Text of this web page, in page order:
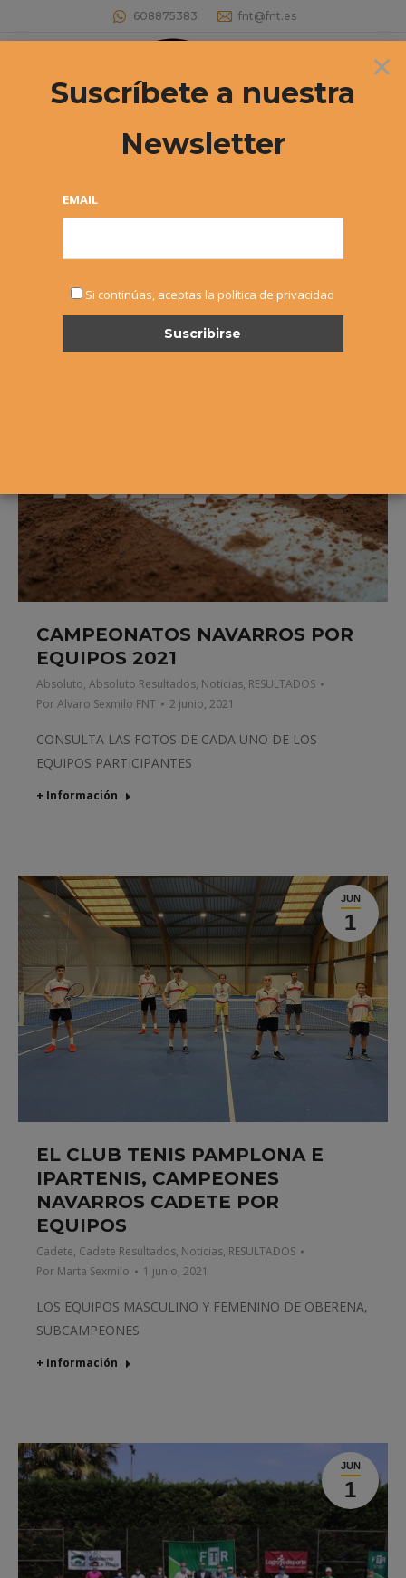
608875383 fnt@fnt.es
Buscar:
NOTICIAS
CAMPEONATOS NAVARROS POR
EQUIPOS 2021
Absoluto, Absoluto Resultados, Noticias, RESULTADOS
PorAlvaro Sexmilo FNT 2 junio, 2021
CONSULTA LAS FOTOS DE CADA UNO DE LOS
EQUIPOS PARTICIPANTES
+ Información
JUN
1
EL CLUB TENIS PAMPLONA E
IPARTENIS, CAMPEONES
NAVARROS CADETE POR
EQUIPOS
Cadete, Cadete Resultados, Noticias, RESULTADOS
Por Marta Sexmilo 1 junio, 2021
LOS EQUIPOS MASCULINO Y FEMENINO DE OBERENA,
SUBCAMPEONES
+ Información
JUN
1
×
Suscríbete a nuestra
Newsletter
EMAIL
Si continúas, aceptas la política de privacidad